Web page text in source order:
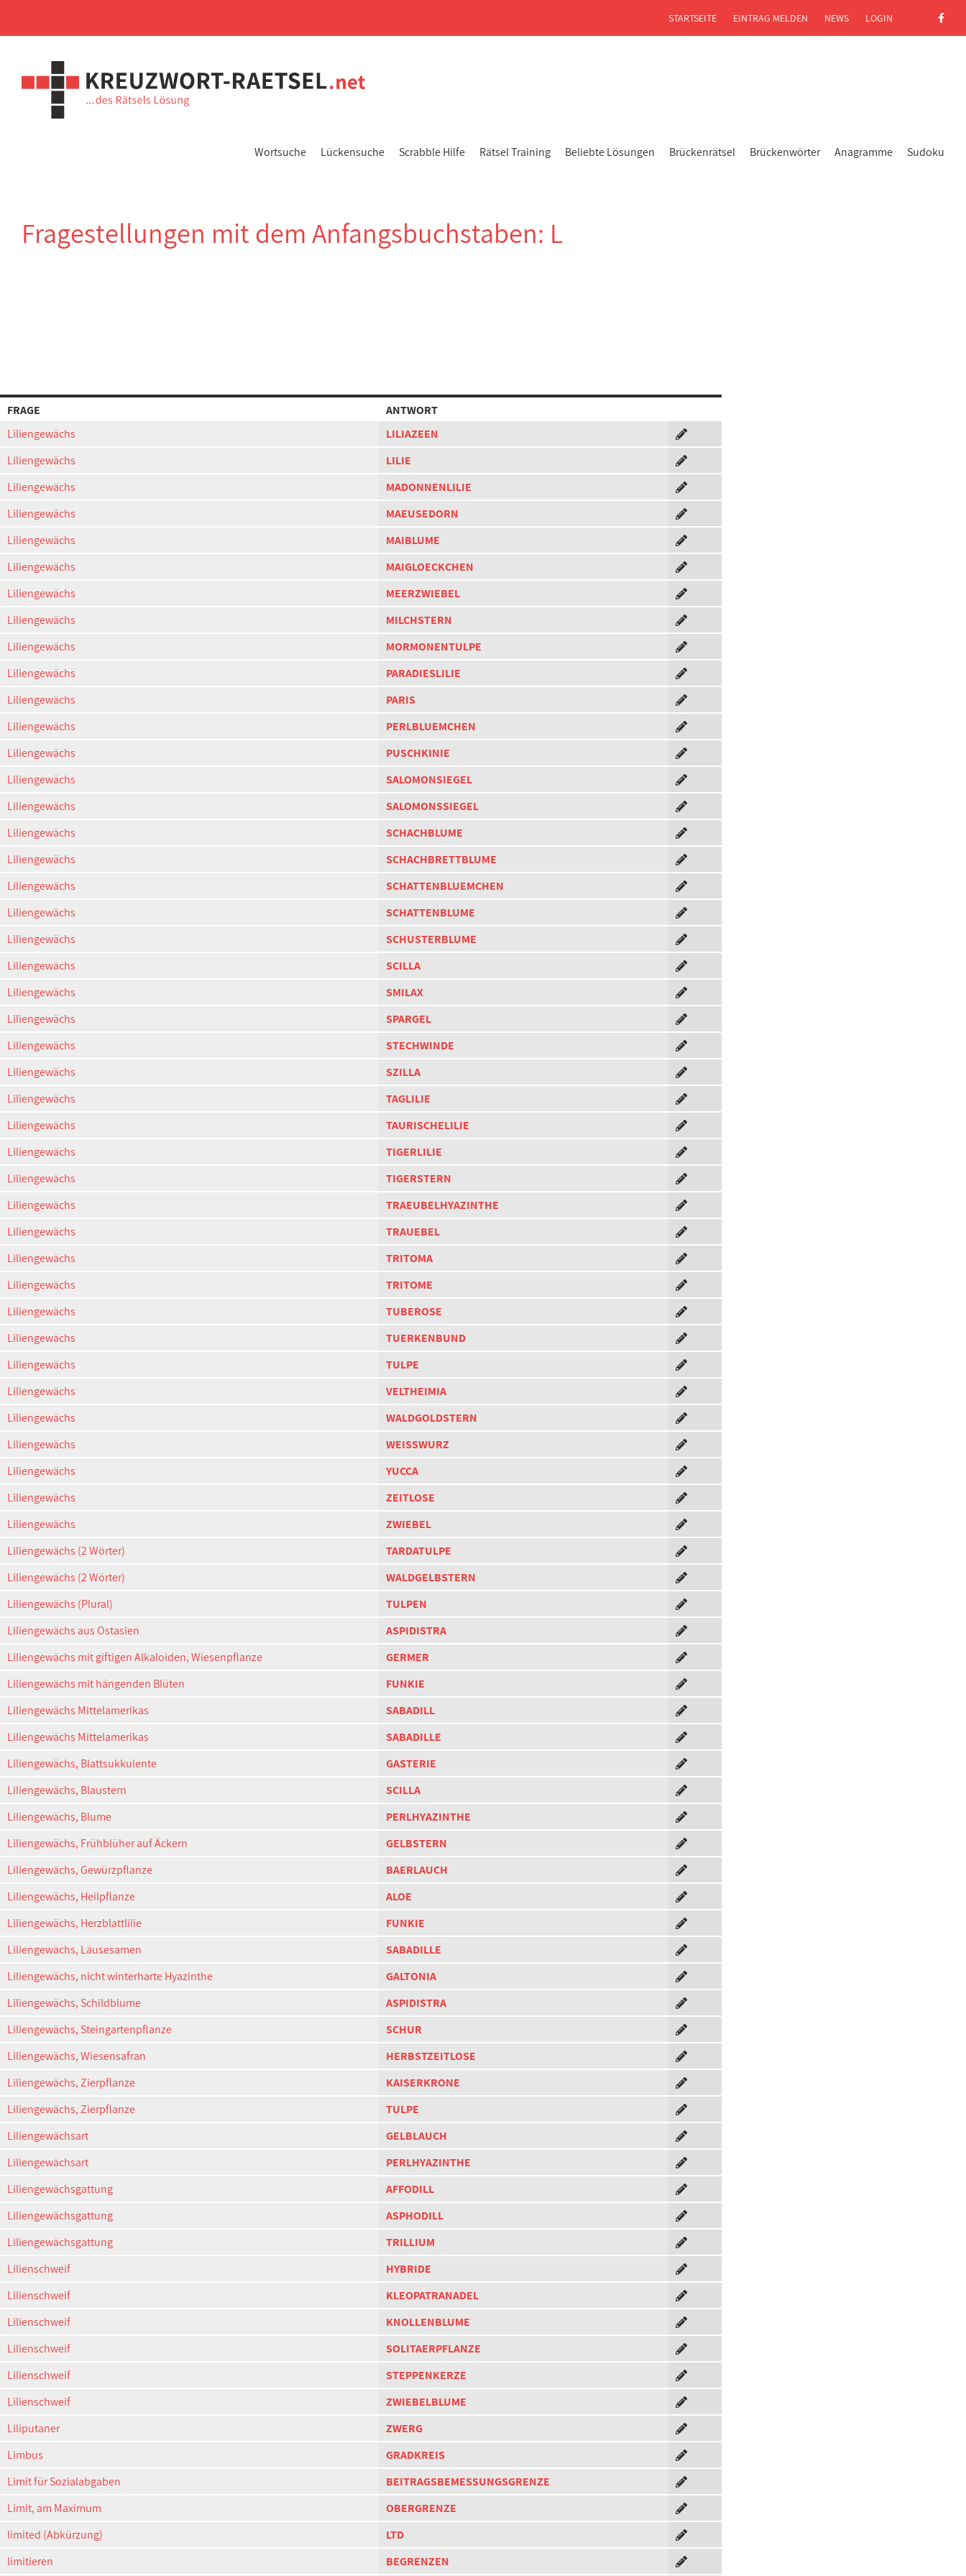
Wortsuche Lückensuche Scrabble Hilfe Rätsel Training Beliebte Lösungen Brückenrätsel Brückenwörter Anagramme Sudoku
STARTSEITE EINTRAG MELDEN NEWS LOGIN
Fragestellungen mit dem Anfangsbuchstaben: L
FRAGE
ANTWORT
Liliengewächs
LILIAZEEN
Liliengewächs
LILIE
Liliengewächs
MADONNENLILIE
Liliengewächs
MAEUSEDORN
Liliengewächs
MAIBLUME
Liliengewächs
MAIGLOECKCHEN
Liliengewächs
MEERZWIEBEL
Liliengewächs
MILCHSTERN
Liliengewächs
MORMONENTULPE
Liliengewächs
PARADIESLILIE
Liliengewächs
PARIS
Liliengewächs
PERLBLUEMCHEN
Liliengewächs
PUSCHKINIE
Liliengewächs
SALOMONSIEGEL
Liliengewächs
SALOMONSSIEGEL
Liliengewächs
SCHACHBLUME
Liliengewächs
SCHACHBRETTBLUME
Liliengewächs
SCHATTENBLUEMCHEN
Liliengewächs
SCHATTENBLUME
Liliengewächs
SCHUSTERBLUME
Liliengewächs
SCILLA
Liliengewächs
SMILAX
Liliengewächs
SPARGEL
Liliengewächs
STECHWINDE
Liliengewächs
SZILLA
Liliengewächs
TAGLILIE
Liliengewächs
TAURISCHELILIE
Liliengewächs
TIGERLILIE
Liliengewächs
TIGERSTERN
Liliengewächs
TRAEUBELHYAZINTHE
Liliengewächs
TRAUEBEL
Liliengewächs
TRITOMA
Liliengewächs
TRITOME
Liliengewächs
TUBEROSE
Liliengewächs
TUERKENBUND
Liliengewächs
TULPE
Liliengewächs
VELTHEIMIA
Liliengewächs
WALDGOLDSTERN
Liliengewächs
WEISSWURZ
Liliengewächs
YUCCA
Liliengewächs
ZEITLOSE
Liliengewächs
ZWIEBEL
Liliengewächs (2 Wörter)
TARDATULPE
Liliengewächs (2 Wörter)
WALDGELBSTERN
Liliengewächs (Plural)
TULPEN
Liliengewächs aus Ostasien
ASPIDISTRA
Liliengewächs mit giftigen Alkaloiden, Wiesenpflanze
GERMER
Liliengewächs mit hängenden Blüten
FUNKIE
Liliengewächs Mittelamerikas
SABADILL
Liliengewächs Mittelamerikas
SABADILLE
Liliengewächs, Blattsukkulente
GASTERIE
Liliengewächs, Blaustern
SCILLA
Liliengewächs, Blume
PERLHYAZINTHE
Liliengewächs, Frühblüher auf Äckern
GELBSTERN
Liliengewächs, Gewürzpflanze
BAERLAUCH
Liliengewächs, Heilpflanze
ALOE
Liliengewächs, Herzblattlilie
FUNKIE
Liliengewächs, Läusesamen
SABADILLE
Liliengewächs, nicht winterharte Hyazinthe
GALTONIA
Liliengewächs, Schildblume
ASPIDISTRA
Liliengewächs, Steingartenpflanze
SCHUR
Liliengewächs, Wiesensafran
HERBSTZEITLOSE
Liliengewächs, Zierpflanze
KAISERKRONE
Liliengewächs, Zierpflanze
TULPE
Liliengewächsart
GELBLAUCH
Liliengewächsart
PERLHYAZINTHE
Liliengewächsgattung
AFFODILL
Liliengewächsgattung
ASPHODILL
Liliengewächsgattung
TRILLIUM
Lilienschweif
HYBRIDE
Lilienschweif
KLEOPATRANADEL
Lilienschweif
KNOLLENBLUME
Lilienschweif
SOLITAERPFLANZE
Lilienschweif
STEPPENKERZE
Lilienschweif
ZWIEBELBLUME
Liliputaner
ZWERG
Limbus
GRADKREIS
Limit für Sozialabgaben
BEITRAGSBEMESSUNGSGRENZE
Limit, am Maximum
OBERGRENZE
limited (Abkürzung)
LTD
limitieren
BEGRENZEN